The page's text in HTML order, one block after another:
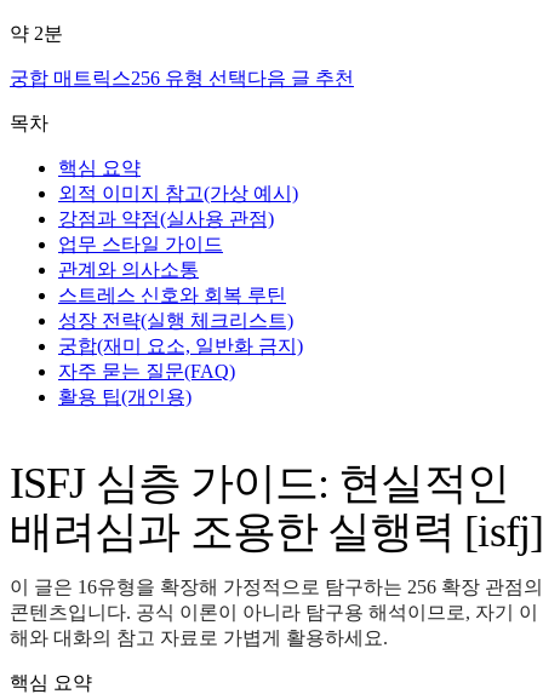
약 2분
궁합 매트릭스256 유형 선택다음 글 추천
목차
핵심 요약
외적 이미지 참고(가상 예시)
강점과 약점(실사용 관점)
업무 스타일 가이드
관계와 의사소통
스트레스 신호와 회복 루틴
성장 전략(실행 체크리스트)
궁합(재미 요소, 일반화 금지)
자주 묻는 질문(FAQ)
활용 팁(개인용)
ISFJ 심층 가이드: 현실적인
배려심과 조용한 실행력 [isfj]
이 글은 16유형을 확장해 가정적으로 탐구하는 256 확장 관점의
콘텐츠입니다. 공식 이론이 아니라 탐구용 해석이므로, 자기 이
해와 대화의 참고 자료로 가볍게 활용하세요.
핵심 요약